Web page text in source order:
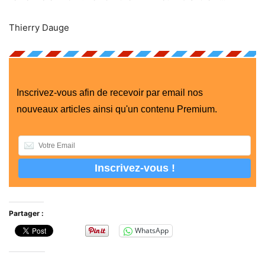
Thierry Dauge
Inscrivez-vous afin de recevoir par email nos
nouveaux articles ainsi qu'un contenu Premium.
Partager :
WhatsApp